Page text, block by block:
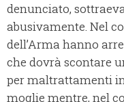
denunciato,
abusivamente. Nel
dell’Arma hanno
che dovrà scontare
per maltrattamenti
moglie mentre, nel